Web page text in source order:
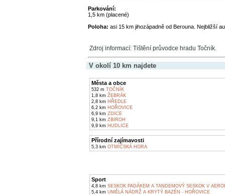
Parkování:
1,5 km (placené)
Poloha: asi 15 km jihozápadně od Berouna. Nejbližší
Zdroj informací: Tištění průvodce hradu Točník.
V okolí 10 km najdete
Města a obce
532 m TOČNÍK
1,8 km ŽEBRÁK
2,8 km HŘEDLE
6,2 km HOŘOVICE
6,9 km ZDICE
9,1 km ZBIROH
9,9 km HUDLICE
Přírodní zajímavosti
5,3 km OTMÍČSKÁ HORA
Sport
4,8 km SESKOK PADÁKEM A TANDEMOVÝ SESKOK V
5,4 km UMĚLÁ NÁDRŽ A KRYTÝ BAZÉN - HOŘOVICE